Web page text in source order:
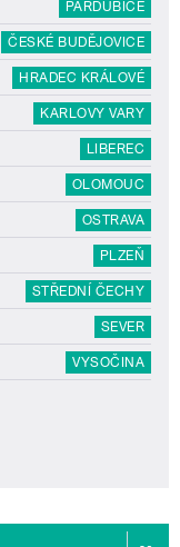
PARDUBICE
ČESKÉ BUDĚJOVICE
HRADEC KRÁLOVÉ
KARLOVY VARY
LIBEREC
OLOMOUC
OSTRAVA
PLZEŇ
STŘEDNÍ ČECHY
SEVER
VYSOČINA